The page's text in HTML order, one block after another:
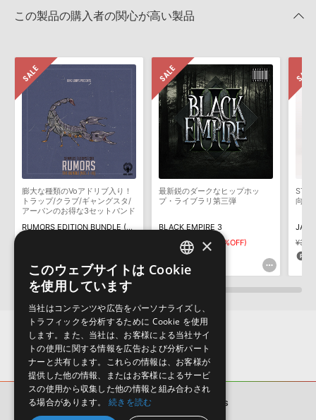
★1
4GBを超えるデータに関するご注意：FAT32でフォーマットされた
きます際には、NTFSやHFS＋でフォーマットされたHDDをご用意
いただく必要がございます。
製品の購入手続き完了後、受注確認メールとシリアルナンバーをお
知らせするメールの2通が送信されます。メールに記載されており
ます説明に沿って、製品のダウンロード／導入を行って下さい。
サンプルパック製品には、原則として日本語版操作マニュアルをご
用意しておりません。ご購入後のご不明点や詳細に関するお問い合
わせなどはテクニカルサポート
までご連絡ください。
デモソングは、製品収録サウンドを使ってできることを紹介するた
めのデモンストレーション用の楽曲です。原則として、デモソング
そのものをお使いいただくことはできません。また、デモソングを
構成する全てのサウンドが、サンプルパックに含まれていることを
ダウンロード製品という性質上、一切の返品・返金はお受け付け致
しかねます。
この製品の購入者の関心が高い製品
膨大な種類のVoアドリブ入り！
トラップ/クラブ/ギャングスタ/
アーバンのお得な3セットバンド
RUMORS EDITION BUNDLE (VOLS 1-3)
最新鋭のダークなヒップホッ
プ・ライブラリ第三弾
BLACK EMPIRE 3
¥3,894 ¥1,947(50%OFF)
97pt
ST2
向け
サンプルパック TRIBAL SKINS
ENGLISH
×
このウェブサイトは Cookie
を使用しています
当社はコンテンツや広告をパーソナライズし、
トラフィックを分析するために Cookie を使用
します。また、当社は、お客様による当社サイ
トの使用に関する情報を広告および分析パート
ナーと共有します。これらの情報は、お客様が
提供した他の情報、またはお客様によるサービ
スの使用から収集した他の情報と組み合わされ
る場合があります。
続きを読む